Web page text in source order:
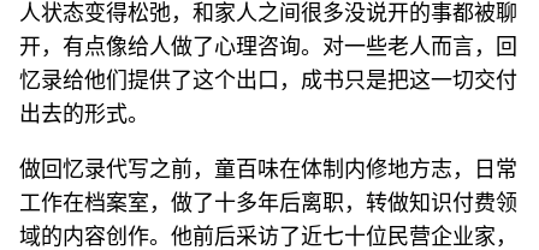
人状态变得松弛，和家人之间很多没说开的事都被聊
开，有点像给人做了心理咨询。对一些老人而言，回
忆录给他们提供了这个出口，成书只是把这一切交付
出去的形式。
做回忆录代写之前，童百味在体制内修地方志，日常
工作在档案室，做了十多年后离职，转做知识付费领
域的内容创作。他前后采访了近七十位民营企业家，